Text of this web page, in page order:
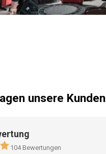
unsere Kunden
104Bewertungen